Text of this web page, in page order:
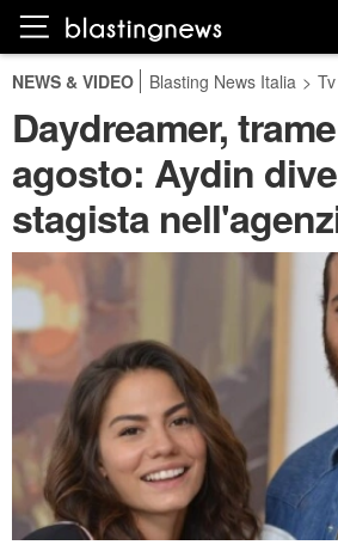
NEWS & VIDEO Blasting News Italia >
Daydreamer,
agosto: Aydin
stagista